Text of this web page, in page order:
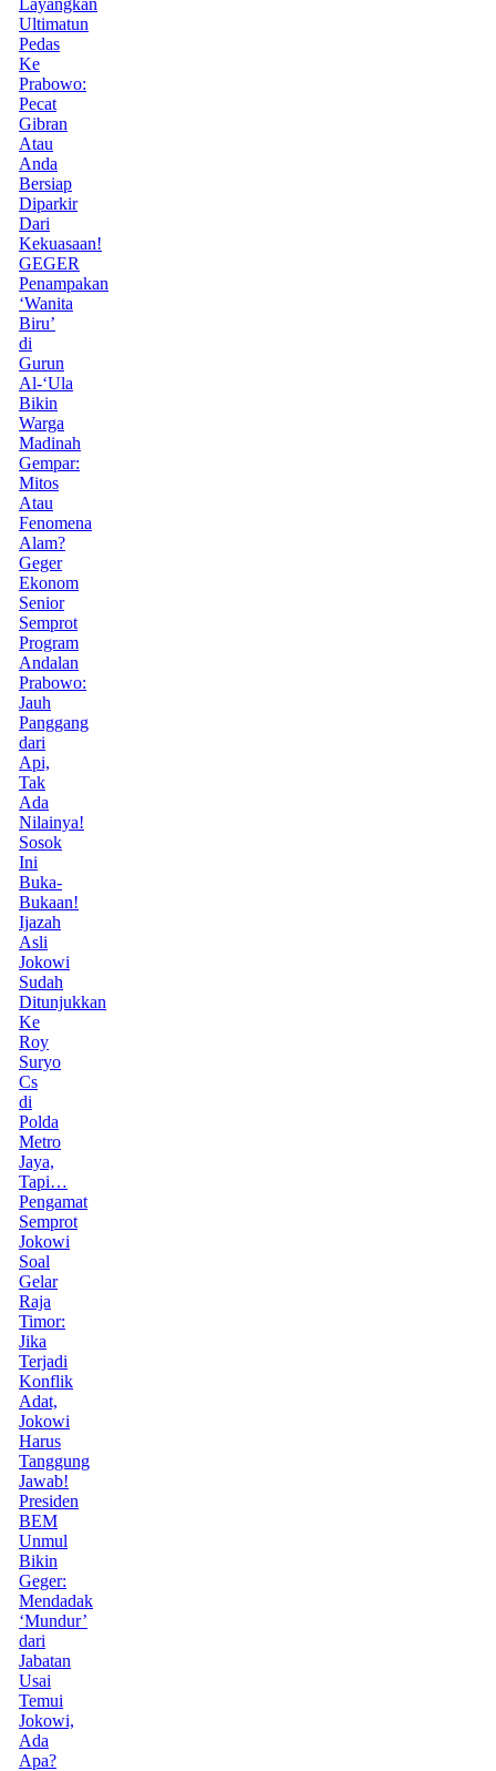
Ultimatun
Pedas
Ke
Prabowo:
Pecat
Gibran
Atau
Anda
Bersiap
Diparkir
Dari
Kekuasaan!
GEGER
Penampakan
‘Wanita
Biru’
di
Gurun
Al-‘Ula
Bikin
Warga
Madinah
Gempar:
Mitos
Atau
Fenomena
Alam?
Geger
Ekonom
Senior
Semprot
Program
Andalan
Prabowo:
Jauh
Panggang
dari
Api,
Tak
Ada
Nilainya!
Sosok
Ini
Buka-
Bukaan!
Ijazah
Asli
Jokowi
Sudah
Ditunjukkan
Ke
Roy
Suryo
Cs
di
Polda
Metro
Jaya,
Tapi…
Pengamat
Semprot
Jokowi
Soal
Gelar
Raja
Timor:
Jika
Terjadi
Konflik
Adat,
Jokowi
Harus
Tanggung
Jawab!
Presiden
BEM
Unmul
Bikin
Geger:
Mendadak
‘Mundur’
dari
Jabatan
Usai
Temui
Jokowi,
Ada
Apa?